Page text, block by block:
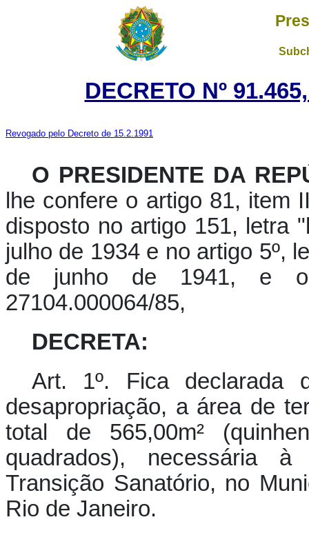
DECRETO Nº
Revogado pelo Decreto de 15.2.1991
O PRESIDENTE DA
lhe confere o artigo 81, item
disposto no artigo 151, letra
julho de 1934 e no artigo 5º,
de junho de 1941, e o
27104.000064/85,
DECRETA:
Art. 1º. Fica declarada
desapropriação, a área de
total de 565,00m²
quadrados), necessária
Transição Sanatório, no
Rio de Janeiro.